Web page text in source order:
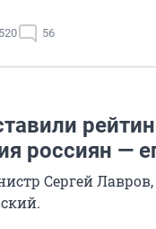
520 56
россиян —
Сергей